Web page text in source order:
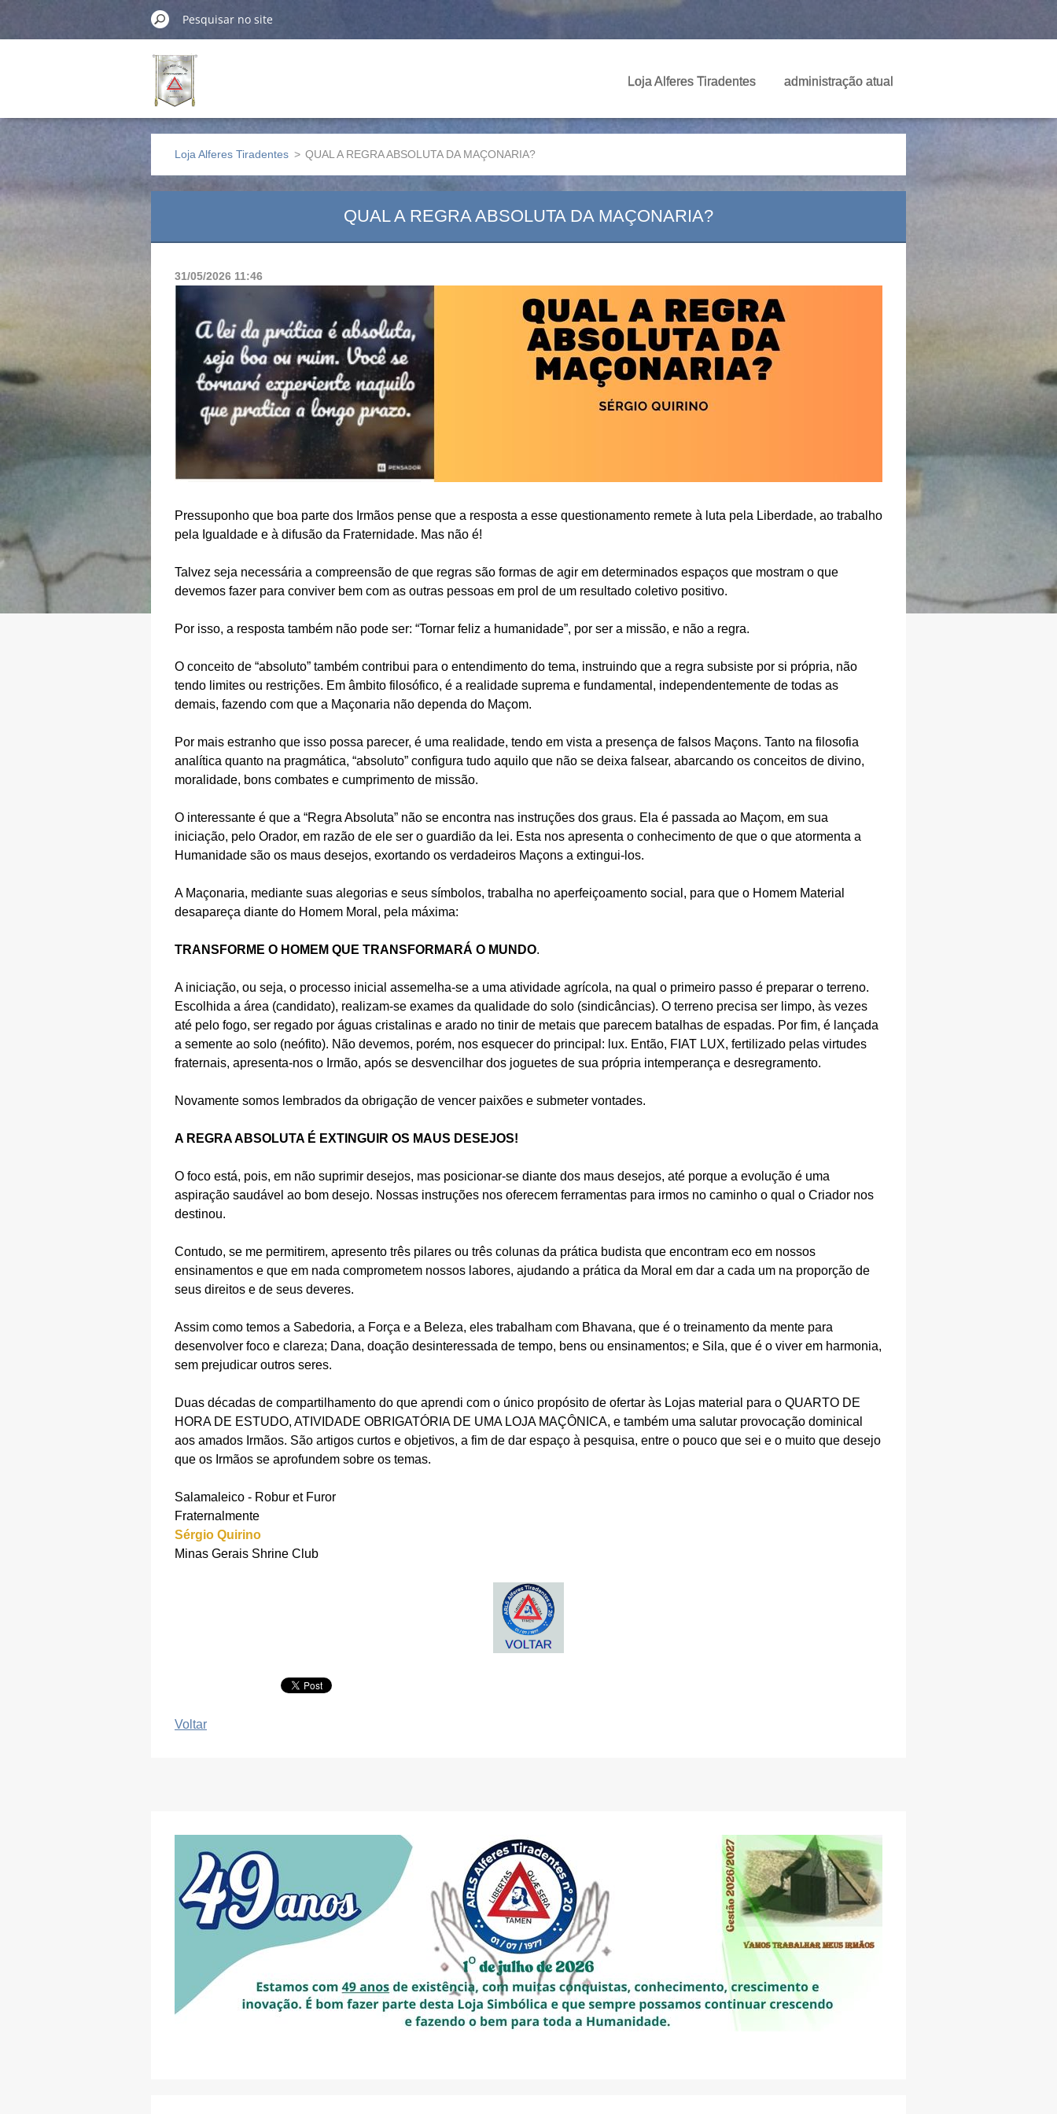
Loja Alferes Tiradentes administração atual
Loja Alferes Tiradentes > QUAL A REGRA ABSOLUTA DA MAÇONARIA?
QUAL A REGRA ABSOLUTA DA MAÇONARIA?
31/05/2026 11:46
Pressuponho que boa parte dos Irmãos pense que a resposta a esse questionamento remete à luta pela Liberdade, ao trabalho
pela Igualdade e à difusão da Fraternidade. Mas não é!
Talvez seja necessária a compreensão de que regras são formas de agir em determinados espaços que mostram o que
devemos fazer para conviver bem com as outras pessoas em prol de um resultado coletivo positivo.
Por isso, a resposta também não pode ser: “Tornar feliz a humanidade”, por ser a missão, e não a regra.
O conceito de “absoluto” também contribui para o entendimento do tema, instruindo que a regra subsiste por si própria, não
tendo limites ou restrições. Em âmbito filosófico, é a realidade suprema e fundamental, independentemente de todas as
demais, fazendo com que a Maçonaria não dependa do Maçom.
Por mais estranho que isso possa parecer, é uma realidade, tendo em vista a presença de falsos Maçons. Tanto na filosofia
analítica quanto na pragmática, “absoluto” configura tudo aquilo que não se deixa falsear, abarcando os conceitos de divino,
moralidade, bons combates e cumprimento de missão.
O interessante é que a “Regra Absoluta” não se encontra nas instruções dos graus. Ela é passada ao Maçom, em sua
iniciação, pelo Orador, em razão de ele ser o guardião da lei. Esta nos apresenta o conhecimento de que o que atormenta a
Humanidade são os maus desejos, exortando os verdadeiros Maçons a extingui-los.
A Maçonaria, mediante suas alegorias e seus símbolos, trabalha no aperfeiçoamento social, para que o Homem Material
desapareça diante do Homem Moral, pela máxima:
TRANSFORME O HOMEM QUE TRANSFORMARÁ O MUNDO.
A iniciação, ou seja, o processo inicial assemelha-se a uma atividade agrícola, na qual o primeiro passo é preparar o terreno.
Escolhida a área (candidato), realizam-se exames da qualidade do solo (sindicâncias). O terreno precisa ser limpo, às vezes
até pelo fogo, ser regado por águas cristalinas e arado no tinir de metais que parecem batalhas de espadas. Por fim, é lançada
a semente ao solo (neófito). Não devemos, porém, nos esquecer do principal: lux. Então, FIAT LUX, fertilizado pelas virtudes
fraternais, apresenta-nos o Irmão, após se desvencilhar dos joguetes de sua própria intemperança e desregramento.
Novamente somos lembrados da obrigação de vencer paixões e submeter vontades.
A REGRA ABSOLUTA É EXTINGUIR OS MAUS DESEJOS!
O foco está, pois, em não suprimir desejos, mas posicionar-se diante dos maus desejos, até porque a evolução é uma
aspiração saudável ao bom desejo. Nossas instruções nos oferecem ferramentas para irmos no caminho o qual o Criador nos
destinou.
Contudo, se me permitirem, apresento três pilares ou três colunas da prática budista que encontram eco em nossos
ensinamentos e que em nada comprometem nossos labores, ajudando a prática da Moral em dar a cada um na proporção de
seus direitos e de seus deveres.
Assim como temos a Sabedoria, a Força e a Beleza, eles trabalham com Bhavana, que é o treinamento da mente para
desenvolver foco e clareza; Dana, doação desinteressada de tempo, bens ou ensinamentos; e Sila, que é o viver em harmonia,
sem prejudicar outros seres.
Duas décadas de compartilhamento do que aprendi com o único propósito de ofertar às Lojas material para o QUARTO DE
HORA DE ESTUDO, ATIVIDADE OBRIGATÓRIA DE UMA LOJA MAÇÔNICA, e também uma salutar provocação dominical
aos amados Irmãos. São artigos curtos e objetivos, a fim de dar espaço à pesquisa, entre o pouco que sei e o muito que desejo
que os Irmãos se aprofundem sobre os temas.
Salamaleico - Robur et Furor
Fraternalmente
Sérgio Quirino
Minas Gerais Shrine Club
Voltar